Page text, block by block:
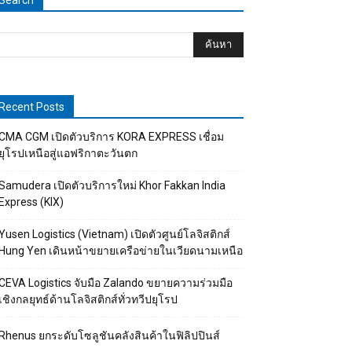
Posts
CGM เปิดตัวบริการ KORA EXPRESS เชื่อม
โรปเหนือสู่แอฟริกาตะวันตก
เปิดตัวบริการใหม่ Khor Fakkan India
(KIX)
Logistics (Vietnam) เปิดตัวศูนย์โลจิสติกส์
Yen เดินหน้าขยายเครือข่ายในเวียดนามเหนือ
Logistics จับมือ Zalando ขยายความร่วมมือ
ชิงกลยุทธ์ด้านโลจิสติกส์ทั่วทวีปยุโรป
ยกระดับโซลูชันคลังสินค้าในฟิลิปปินส์